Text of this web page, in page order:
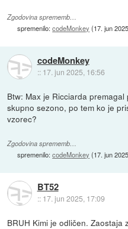
Zgodovina sprememb…
spremenilo:codeMonkey (17. jun
codeMonkey
:: 17. jun 2025, 16:56
Btw: Max je Ricciarda
skupno sezono, po tem ko je
vzorec?
Zgodovina sprememb…
spremenilo:codeMonkey (17. jun
BT52
:: 17. jun 2025, 17:09
BRUH Kimi je odličen. Zaostaja